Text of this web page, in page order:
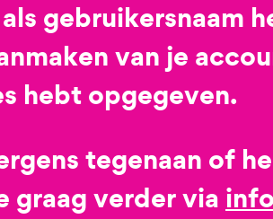
gebruikersnaam
van je
hebt opgegeven.
tegenaan of
graag verder via